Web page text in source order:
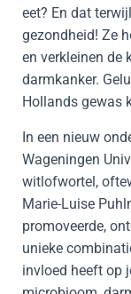
eet? En dat
gezondheid! Ze
en verkleinen de
darmkanker.
Hollands gewas
In een nieuw
Wageningen
witlofwortel,
Marie-Luise
promoveerde,
unieke
invloed heeft op